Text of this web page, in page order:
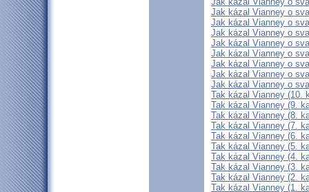
Jak kázal Vianney o
Jak kázal Vianney o
Jak kázal Vianney o
Jak kázal Vianney o
Jak kázal Vianney o
Jak kázal Vianney o
Jak kázal Vianney o
Jak kázal Vianney o
Tak kázal Vianney (10.
Tak kázal Vianney (9.
Tak kázal Vianney (8.
Tak kázal Vianney (7.
Tak kázal Vianney (6.
Tak kázal Vianney (5.
Tak kázal Vianney (4.
Tak kázal Vianney (3.
Tak kázal Vianney (2.
Tak kázal Vianney (1.